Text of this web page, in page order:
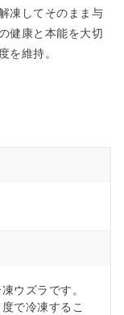
凍してそのまま与
健康と本能を大切
を維持。
ウズラです。
で冷凍するこ